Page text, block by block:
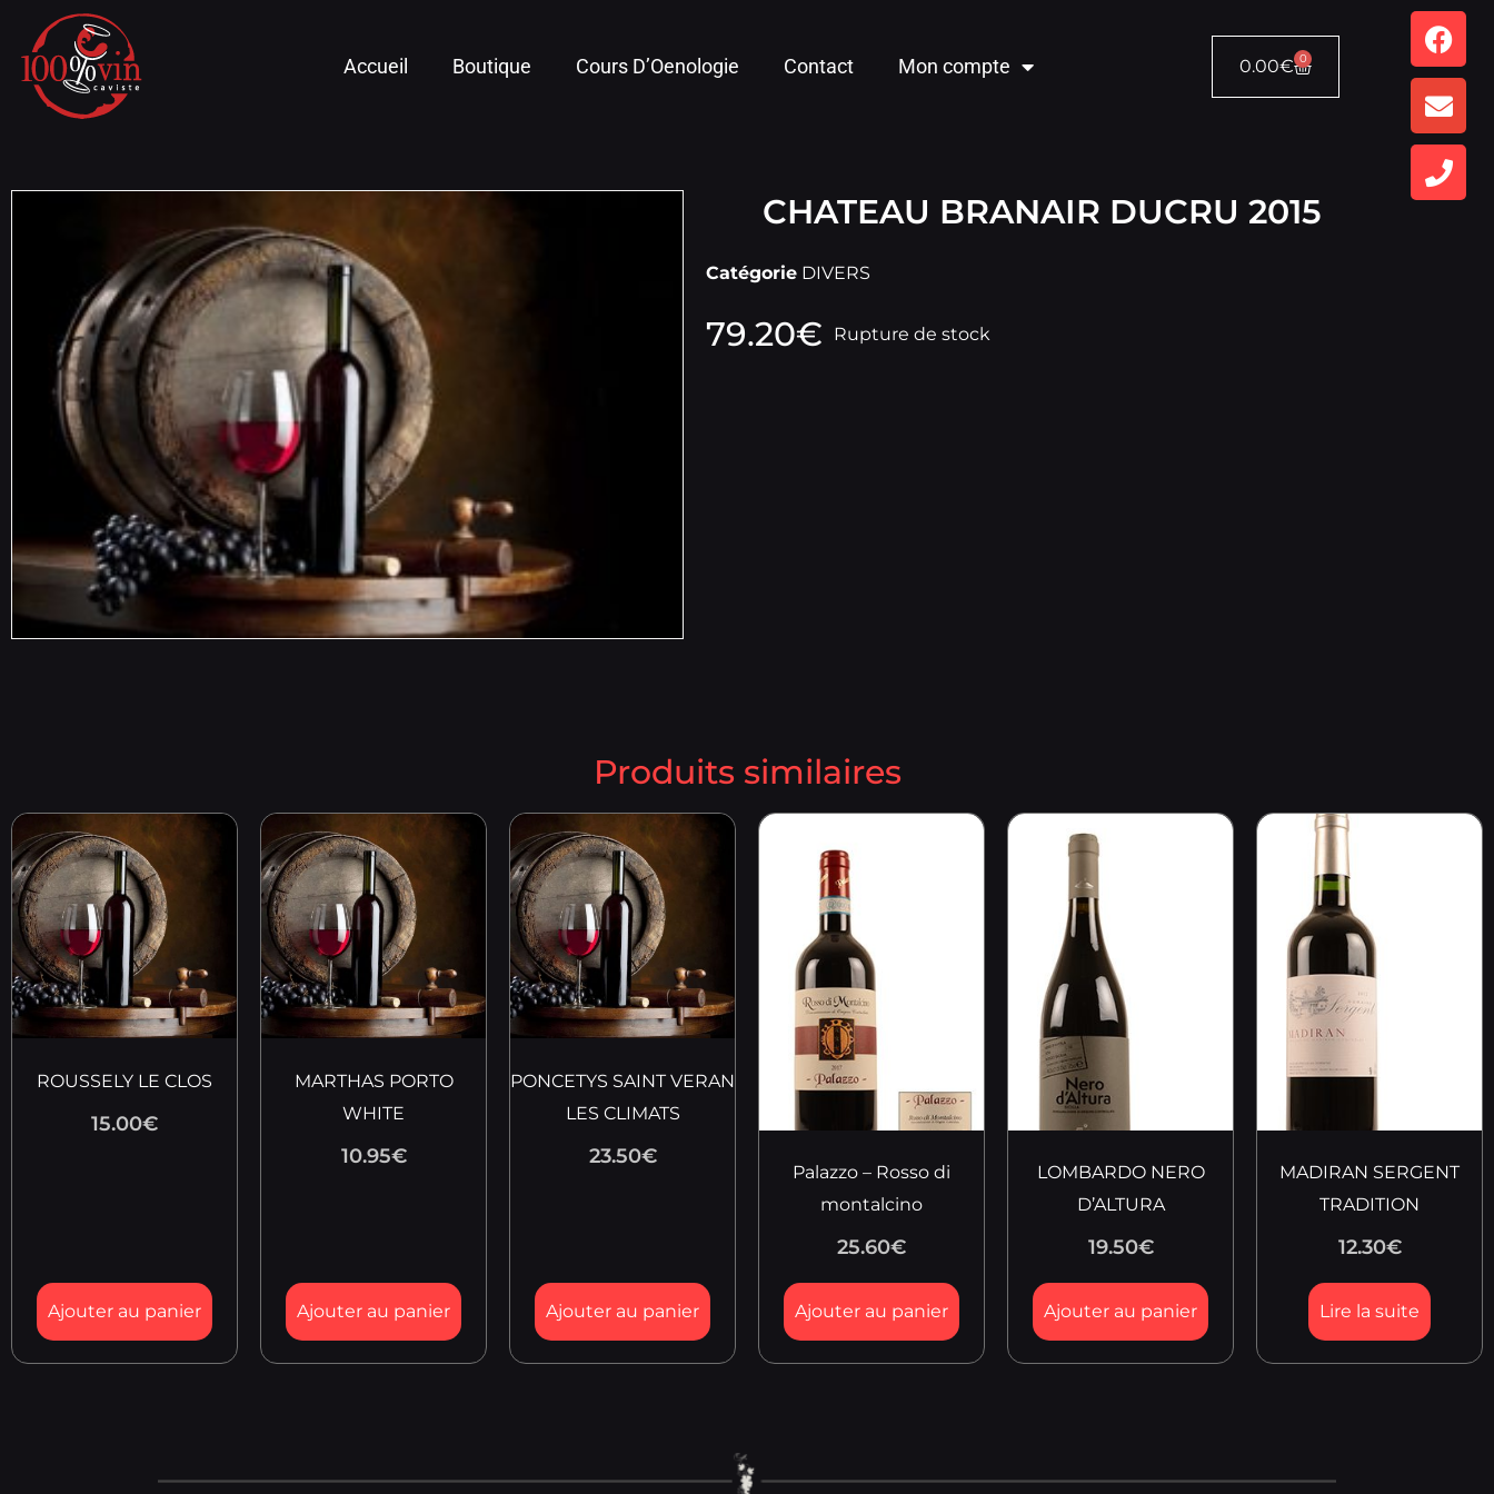
Accueil Boutique Cours D’Oenologie Contact Mon compte 0.00€ 0
CHATEAU BRANAIR DUCRU 2015
Catégorie DIVERS
79.20€ Rupture de stock
Produits similaires
ROUSSELY LE CLOS
15.00€
Ajouter au panier
MARTHAS PORTO
WHITE
10.95€
Ajouter au panier
PONCETYS SAINT VERAN
LES CLIMATS
23.50€
Ajouter au panier
Palazzo – Rosso di
montalcino
25.60€
Ajouter au panier
LOMBARDO NERO
D’ALTURA
19.50€
Ajouter au panier
MADIRAN SERGENT
TRADITION
12.30€
Lire la suite